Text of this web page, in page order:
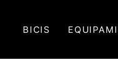
BICIS